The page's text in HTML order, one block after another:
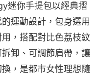
迷你手提包以經典摺
運動設計，包身選用
，搭配對比色荔枝紋
卸、可調節肩帶，讓
，是都市女性理想隨